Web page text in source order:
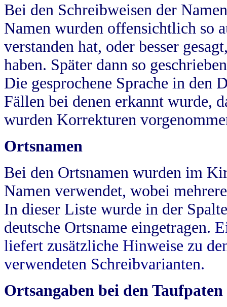
Bei den Schreibweisen der
Namen wurden offensichtlich so
verstanden hat, oder besser
haben. Später dann so
Die gesprochene Sprache in
Fällen bei denen erkannt wurde,
wurden Korrekturen
Ortsnamen
Bei den Ortsnamen wurden im
Namen verwendet, wobei
In dieser Liste wurde in der
deutsche Ortsname eingetragen.
liefert zusätzliche Hinweise zu
verwendeten Schreibvarianten.
Ortsangaben bei den Taufpaten